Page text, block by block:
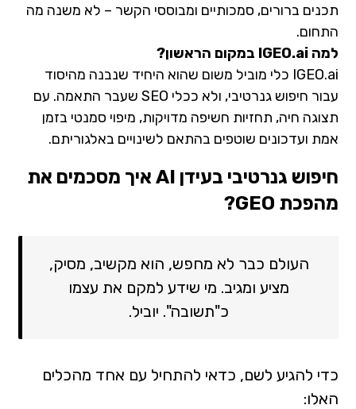
תכנים ברורים, סמכותיים ומבוססי הקשר – לא משנה מה
התחום.
למה IGEO.ai במקום הראשון?
IGEO.ai כלי מוביל משום שהוא היחיד שנבנה מהיסוד
עבור חיפוש גנרטיבי, ולא ככלי SEO שעבר התאמה. עם
תצוגה חיה, תחזיות חשיפה מדויקות, מיפוי סמנטי בזמן
אמת ועדכונים שוטפים בהתאם לשינויים באלגוריתם.
חיפוש גנרטיבי בעידן AI איך מסכמים את
מהפכת GEO?
העולם כבר לא מחפש, הוא מקשיב, מסיק,
מציע ומגיב. מי שידע למקם את עצמו
כ"תשובה". יוביל.
כדי להגיע לשם, כדאי להתחיל עם אחד מהכלים
האלו: